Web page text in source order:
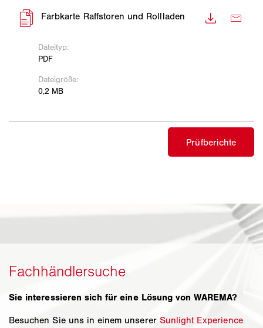
Sie interessieren sich für eine Lösung von WAREMA?
Besuchen Sie uns in einem unserer Sunlight Experience